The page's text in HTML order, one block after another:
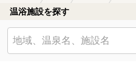
温浴施設を探す